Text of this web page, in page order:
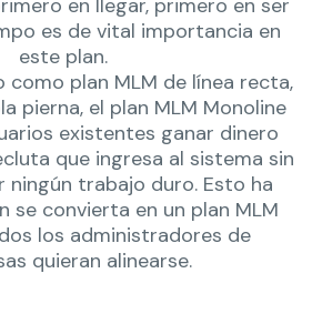
es de vital importancia en
este plan.
como plan MLM de línea recta,
pierna, el plan MLM Monoline
existentes ganar dinero
que ingresa al sistema sin
ningún trabajo duro. Esto ha
se convierta en un plan MLM
los administradores de
quieran alinearse.